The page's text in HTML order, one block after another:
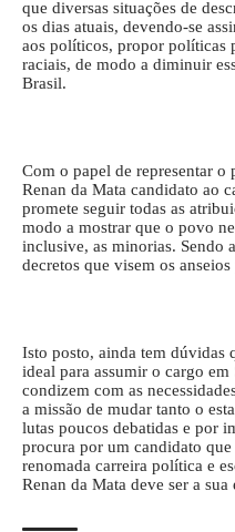
que diversas situações de
os dias atuais, devendo-se
aos políticos, propor políticas
raciais, de modo a diminuir
Brasil.
Com o papel de representar
Renan da Mata candidato ao
promete seguir todas as
modo a mostrar que o povo
inclusive, as minorias. Sendo
decretos que visem os
Isto posto, ainda tem dúvidas
ideal para assumir o cargo em
condizem com as
a missão de mudar tanto o
lutas poucos debatidas e por
procura por um candidato
renomada carreira política e
Renan da Mata deve ser a sua